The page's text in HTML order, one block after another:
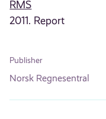
RMS
2011. Report
Publisher
Norsk Regnesentral